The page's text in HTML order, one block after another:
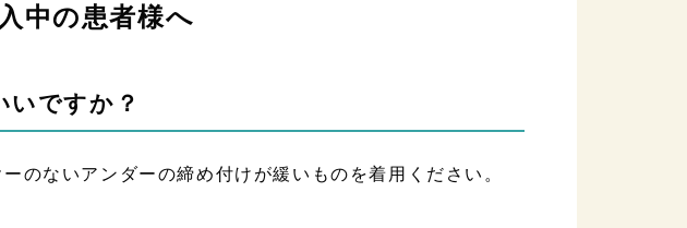
中の患者様へ
いですか？
のないアンダーの締め付けが緩いものを着用ください。